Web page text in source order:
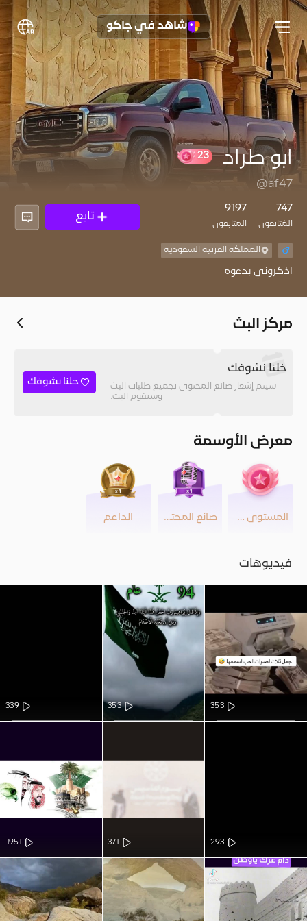
شاهد في جاكو
ابو طراد
@af47
747
المُتابعون
9197
المتابعون
تابع
المملكة العربية السعودية
اذكروني بدعوه
مركز البث
خلنا نشوفك
سيتم إشعار صانع المحتوى بجميع طلبات البث
وسيقوم البث.
خلنا نشوفك
معرض الأوسمة
المستوى 23 صانع المحتوى الداعم
فيديوهات
353
353
339
293
371
1951